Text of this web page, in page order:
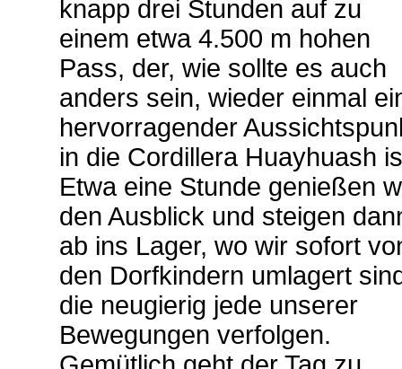
knapp drei Stunden auf zu
einem etwa 4.500 m hohen
Pass, der, wie sollte es auch
anders sein, wieder einmal
hervorragender
in die Cordillera Huayhuash
Etwa eine Stunde genießen
den Ausblick und steigen
ab ins Lager, wo wir sofort
den Dorfkindern umlagert
die neugierig jede unserer
Bewegungen verfolgen.